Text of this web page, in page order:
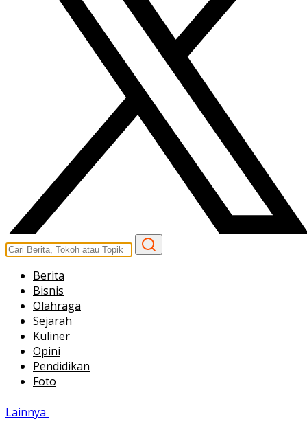
Berita
Bisnis
Olahraga
Sejarah
Kuliner
Opini
Pendidikan
Foto
Lainnya